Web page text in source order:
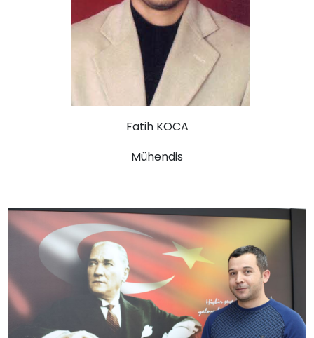
Fatih KOCA
Mühendis